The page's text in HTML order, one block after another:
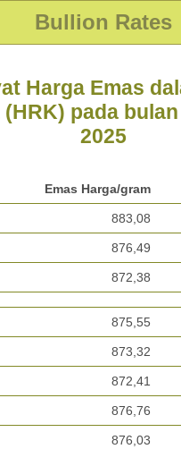
Bullion Rates
Harga Emas
pada
2025
Emas Harga/gram
883,08
876,49
872,38
875,55
873,32
872,41
876,76
876,03